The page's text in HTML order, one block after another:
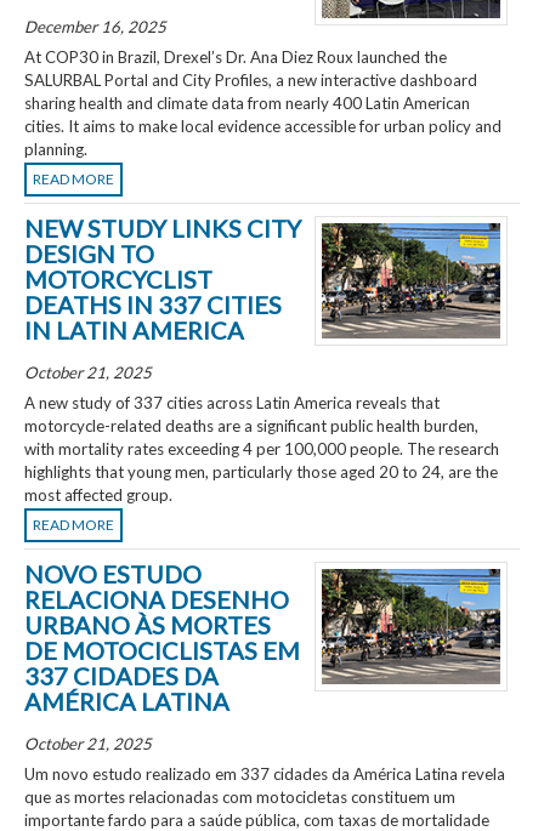
December 16, 2025
At COP30 in Brazil, Drexel’s Dr. Ana Diez Roux launched the
SALURBAL Portal and City Profiles, a new interactive dashboard
sharing health and climate data from nearly 400 Latin American
cities. It aims to make local evidence accessible for urban policy and
planning.
READ MORE
NEW STUDY LINKS CITY
DESIGN TO
MOTORCYCLIST
DEATHS IN 337 CITIES
IN LATIN AMERICA
October 21, 2025
A new study of 337 cities across Latin America reveals that
motorcycle-related deaths are a significant public health burden,
with mortality rates exceeding 4 per 100,000 people. The research
highlights that young men, particularly those aged 20 to 24, are the
most affected group.
READ MORE
NOVO ESTUDO
RELACIONA DESENHO
URBANO ÀS MORTES
DE MOTOCICLISTAS EM
337 CIDADES DA
AMÉRICA LATINA
October 21, 2025
Um novo estudo realizado em 337 cidades da América Latina revela
que as mortes relacionadas com motocicletas constituem um
importante fardo para a saúde pública, com taxas de mortalidade